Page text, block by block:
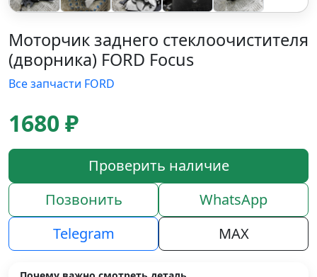
Моторчик заднего стеклоочистителя
(дворника) FORD Focus
Все запчасти FORD
1680 ₽
Проверить наличие
Позвонить
WhatsApp
Telegram
MAX